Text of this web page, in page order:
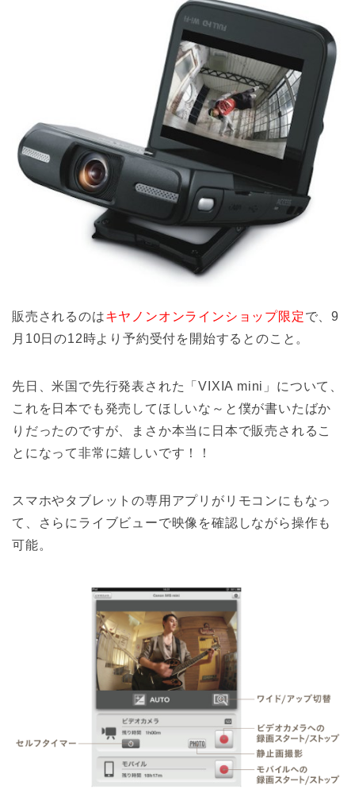
販売されるのはキヤノンオンラインショップ限定で、9
月10日の12時より予約受付を開始するとのこと。
先日、米国で先行発表された「VIXIA mini」について、
これを日本でも発売してほしいな～と僕が書いたばか
りだったのですが、まさか本当に日本で販売されるこ
とになって非常に嬉しいです！！
スマホやタブレットの専用アプリがリモコンにもなっ
て、さらにライブビューで映像を確認しながら操作も
可能。